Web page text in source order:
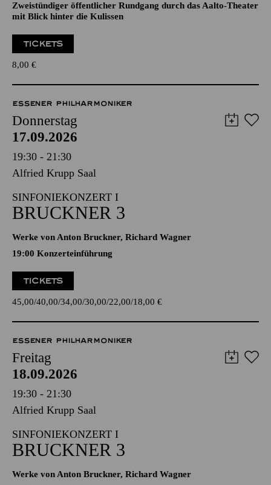
Zweistündiger öffentlicher Rundgang durch das Aalto-Theater
mit Blick hinter die Kulissen
TICKETS
8,00 €
ESSENER PHILHARMONIKER
Donnerstag
17.09.2026
19:30 - 21:30
Alfried Krupp Saal
SINFONIEKONZERT I
BRUCKNER 3
Werke von Anton Bruckner, Richard Wagner
19:00 Konzerteinführung
TICKETS
45,00 40,00 34,00 30,00 22,00 18,00 €
ESSENER PHILHARMONIKER
Freitag
18.09.2026
19:30 - 21:30
Alfried Krupp Saal
SINFONIEKONZERT I
BRUCKNER 3
Werke von Anton Bruckner, Richard Wagner